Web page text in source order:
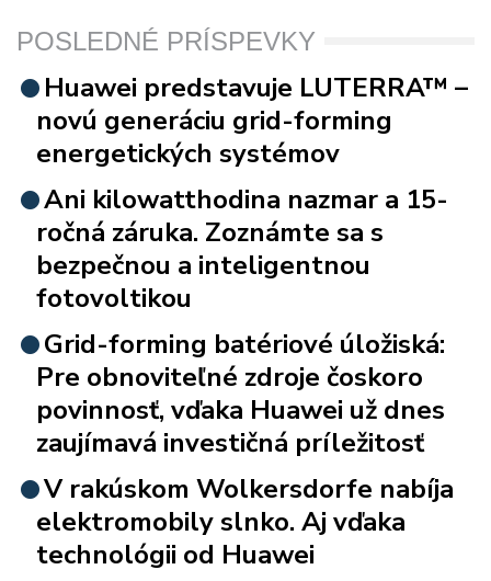
POSLEDNÉ PRÍSPEVKY
Huawei predstavuje LUTERRA™ –
novú generáciu grid-forming
energetických systémov
Ani kilowatthodina nazmar a 15-
ročná záruka. Zoznámte sa s
bezpečnou a inteligentnou
fotovoltikou
Grid-forming batériové úložiská:
Pre obnoviteľné zdroje čoskoro
povinnosť, vďaka Huawei už dnes
zaujímavá investičná príležitosť
V rakúskom Wolkersdorfe nabíja
elektromobily slnko. Aj vďaka
technológii od Huawei